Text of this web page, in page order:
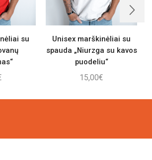
su
Unisex marškinėliai su
spauda „Niurzga su kavos
puodeliu“
15,00€